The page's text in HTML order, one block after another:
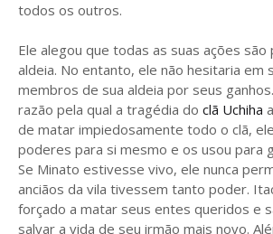
todos os outros.
Ele alegou que todas as suas ações são
aldeia. No entanto, ele não hesitaria em
membros de sua aldeia por seus
razão pela qual a tragédia do clã Uchiha
de matar impiedosamente todo o clã,
poderes para si mesmo e os usou para
Se Minato estivesse vivo, ele nunca
anciãos da vila tivessem tanto poder.
forçado a matar seus entes queridos e
salvar a vida de seu irmão mais novo.